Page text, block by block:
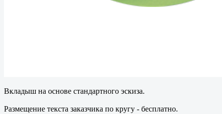
Вкладыш на основе стандартного эскиза.
Размещение текста заказчика по кругу - бесплатно.